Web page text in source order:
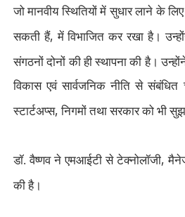
जो मानवीय स्थितियों में सुधार लाने के
सकती हैं,में विभाजित कर रखा है।
संगठनों दोनों की ही स्थापना की है। उन्होंने
विकास एवं सार्वजनिक नीति से
स्टार्टअप्स,निगमों तथा सरकार को भी
डॉ. वैष्णव ने एमआईटी से टेक्नोलॉजी,
की है।